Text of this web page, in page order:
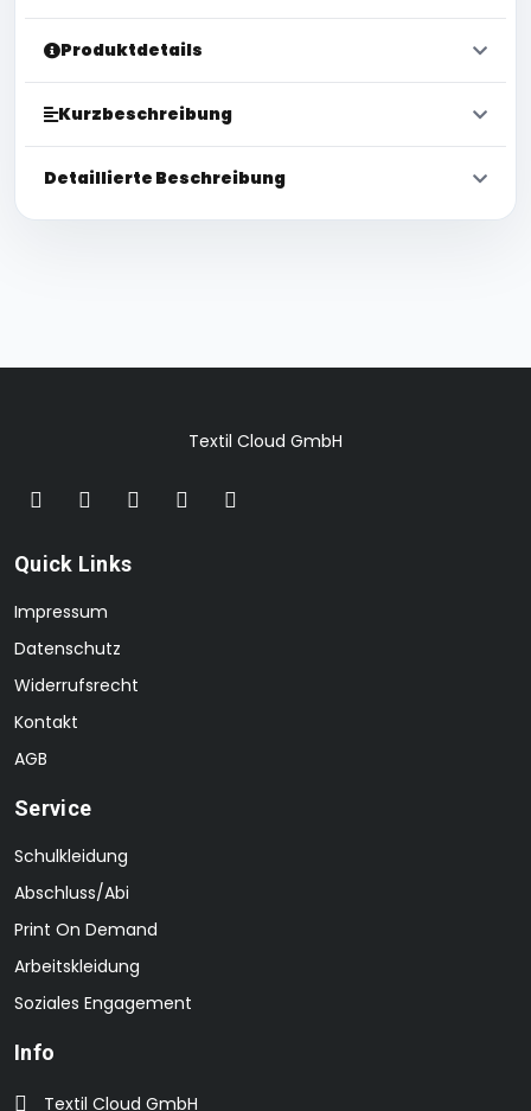
Produktdetails
Kurzbeschreibung
Detaillierte Beschreibung
Textil Cloud GmbH
Quick Links
Impressum
Datenschutz
Widerrufsrecht
Kontakt
AGB
Service
Schulkleidung
Abschluss/Abi
Print On Demand
Arbeitskleidung
Soziales Engagement
Info
Textil Cloud GmbH